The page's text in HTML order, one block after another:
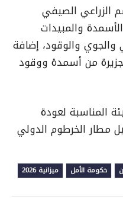
الزراعي الصيفي
والمبيدات
والجوي والوقود، إضافة
من أسمدة ووقود
المناسبة لعودة
مطار الخرطوم الدولي
حكومة الأمل ميزانية 2026